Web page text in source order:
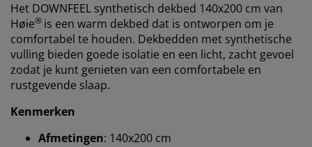
Het DOWNFEEL synthetisch dekbed 140x200 cm van
Høie® is een warm dekbed dat is ontworpen om je
comfortabel te houden. Dekbedden met synthetische
vulling bieden goede isolatie en een licht, zacht gevoel
zodat je kunt genieten van een comfortabele en
rustgevende slaap.
Kenmerken
Afmetingen: 140x200 cm